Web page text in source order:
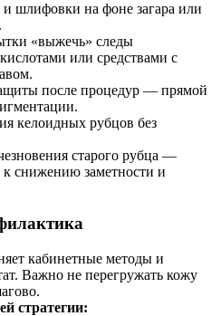
шлифовки на фоне загара или
«выжечь» следы
или средствами с
после процедур — прямой
келоидных рубцов без
старого рубца —
к снижению заметности и
кабинетные методы и
Важно не перегружать кожу
стратегии: